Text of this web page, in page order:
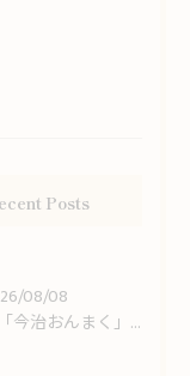
Posts
08/08
本日「今治おんまく」開幕！お祭り散策の合間に冷たいうどんをどうぞ！